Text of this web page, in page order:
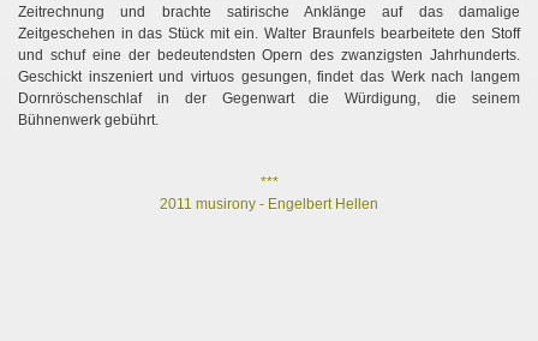
Zeitrechnung und brachte satirische Anklänge auf das damalige
Zeitgeschehen in das Stück mit ein. Walter Braunfels bearbeitete den Stoff
und schuf eine der bedeutendsten Opern des zwanzigsten Jahrhunderts.
Geschickt inszeniert und virtuos gesungen, findet das Werk nach langem
Dornröschenschlaf in der Gegenwart die Würdigung, die seinem
Bühnenwerk gebührt.
***
2011 musirony - Engelbert Hellen